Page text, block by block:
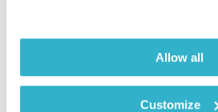
Allow all
Customize